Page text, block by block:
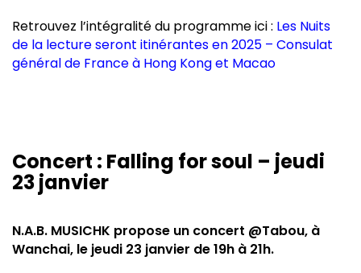
Retrouvez l’intégralité du programme ici : Les Nuits
de la lecture seront itinérantes en 2025 – Consulat
général de France à Hong Kong et Macao
Concert : Falling for soul – jeudi
23 janvier
N.A.B. MUSICHK propose un concert @Tabou, à
Wanchai, le jeudi 23 janvier de 19h à 21h.